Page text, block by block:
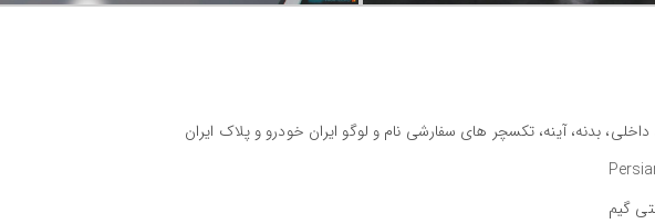
بدنه، آینه، تکسچر های سفارشی نام و لوگو ایران خودرو و پلاک ایران
گیم